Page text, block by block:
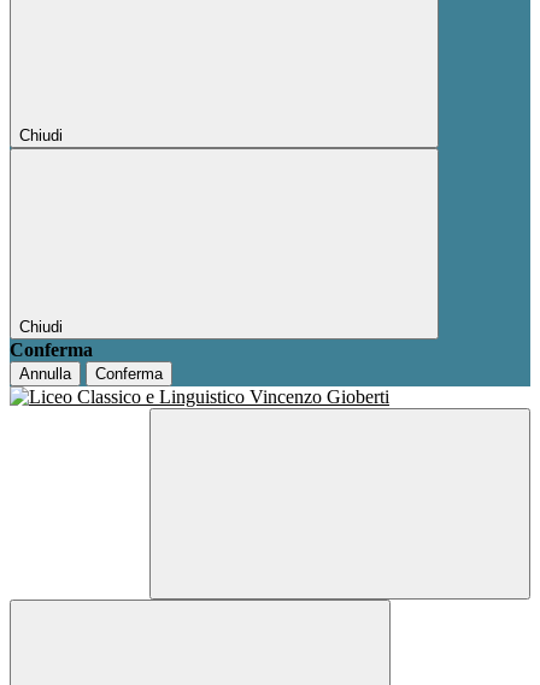
Chiudi
Chiudi
Conferma
Annulla Conferma